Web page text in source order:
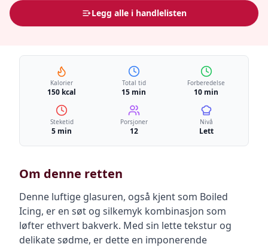
Legg alle i handlelisten
Kalorier
150 kcal
Total tid
15 min
Forberedelse
10 min
Steketid
5 min
Porsjoner
12
Nivå
Lett
Om denne retten
Denne luftige glasuren, også kjent som Boiled
Icing, er en søt og silkemyk kombinasjon som
løfter ethvert bakverk. Med sin lette tekstur og
delikate sødme, er dette en imponerende